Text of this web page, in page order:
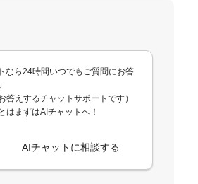
なら24時間いつでもご質問にお答
答えするチャットサポートです）
はまずはAIチャットへ！
AIチャットに相談する